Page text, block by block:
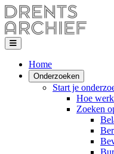
Home
Onderzoeken
Start je
Hoe
Zoeken